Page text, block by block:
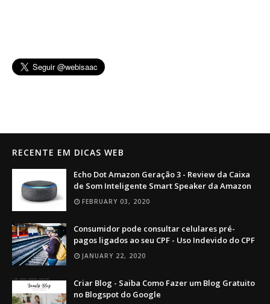
RECENTE EM DICAS WEB
Echo Dot Amazon Geração 3 - Review da Caixa
de Som Inteligente Smart Speaker da Amazon
FEBRUARY 03, 2020
Consumidor pode consultar celulares pré-
pagos ligados ao seu CPF - Uso Indevido do CPF
JANUARY 22, 2020
Criar Blog - Saiba Como Fazer um Blog Gratuito
no Blogspot do Google